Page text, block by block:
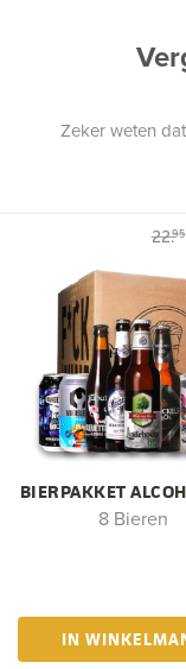
Zeker weten
22.95
BIERPAKKET
8 Bieren
IN